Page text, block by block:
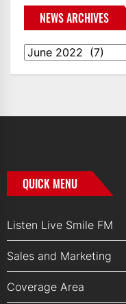
NEWS ARCHIVES
News
QUICK MENU
Listen Live Smile FM
Sales and Marketing
Coverage Area